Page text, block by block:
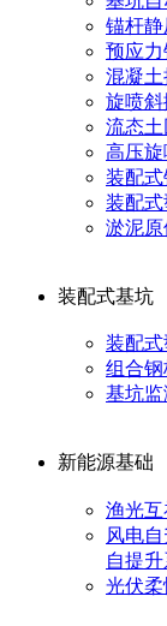
锚杆
预应
混凝
旋喷
流态
高压
装配
装配
淤泥
装配式基坑
装配
组合
基坑
新能源基础
渔光
风电
自提
光伏